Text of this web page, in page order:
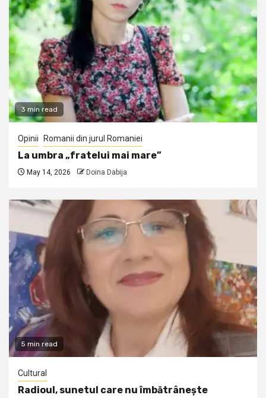
3 min read
Opinii Romanii din jurul Romaniei
La umbra „fratelui mai mare”
May 14, 2026 Doina Dabija
5 min read
Cultural
Radioul, sunetul care nu îmbătrânește